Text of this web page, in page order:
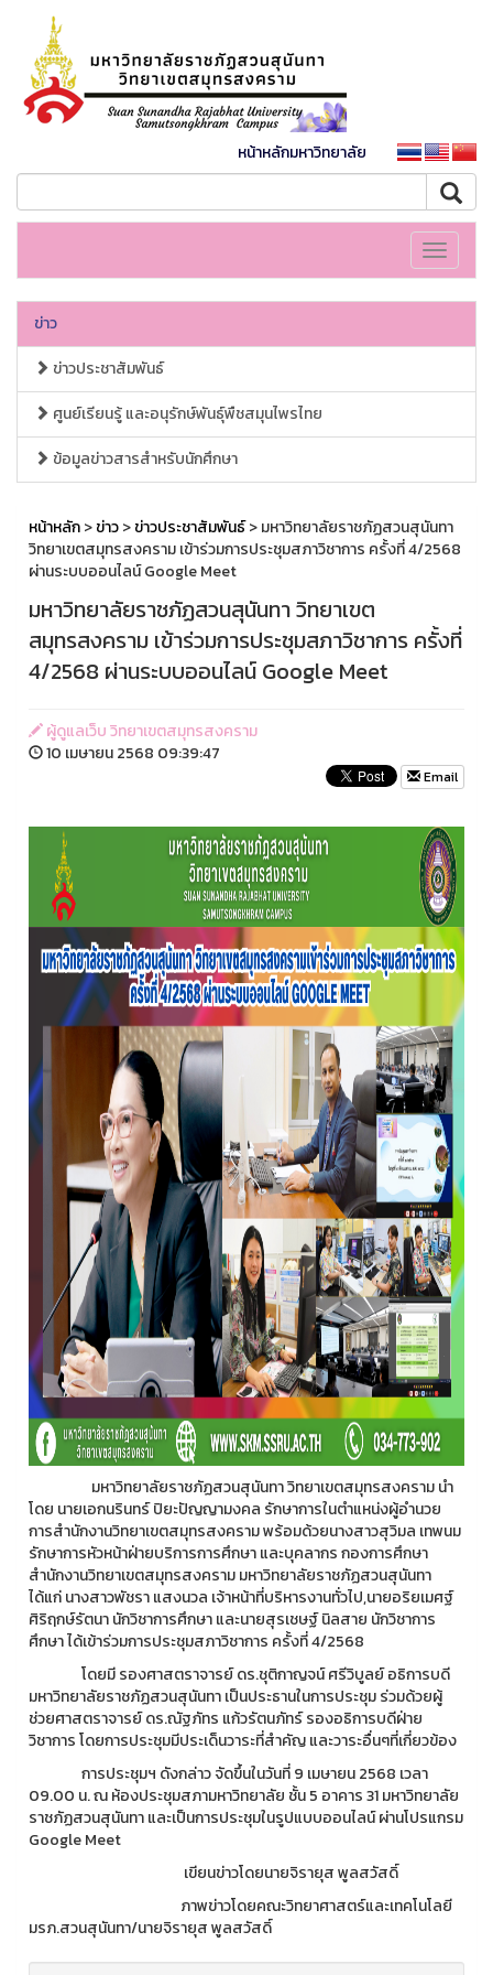
หน้าหลักมหาวิทยาลัย
Toggle
ข่าว
ข่าวประชาสัมพันธ์
ศูนย์เรียนรู้ และอนุรักษ์พันธุ์พืชสมุนไพรไทย
ข้อมูลข่าวสารสำหรับนักศึกษา
หน้าหลัก>ข่าว>ข่าวประชาสัมพันธ์> มหาวิทยาลัยราชภัฏสวนสุนันทา
วิทยาเขตสมุทรสงคราม เข้าร่วมการประชุมสภาวิชาการ ครั้งที่ 4/2568
ผ่านระบบออนไลน์ Google Meet
มหาวิทยาลัยราชภัฏสวนสุนันทา วิทยาเขต
สมุทรสงคราม เข้าร่วมการประชุมสภาวิชาการ ครั้งที่
4/2568 ผ่านระบบออนไลน์ Google Meet
ผู้ดูแลเว็บ วิทยาเขตสมุทรสงคราม
10 เมษายน 2568 09:39:47
Email
มหาวิทยาลัยราชภัฏสวนสุนันทา วิทยาเขตสมุทรสงคราม นำ
โดย นายเอกนรินทร์ ปิยะปัญญามงคล รักษาการในตำแหน่งผู้อำนวย
การสำนักงานวิทยาเขตสมุทรสงคราม พร้อมด้วยนางสาวสุวิมล เทพนม
รักษาการหัวหน้าฝ่ายบริการการศึกษา และบุคลากร กองการศึกษา
สำนักงานวิทยาเขตสมุทรสงคราม มหาวิทยาลัยราชภัฏสวนสุนันทา
ได้แก่ นางสาวพัชรา แสงนวล เจ้าหน้าที่บริหารงานทั่วไป,นายอริยเมศฐ์
ศิริฤกษ์รัตนา นักวิชาการศึกษา และนายสุรเชษฐ์ นิลสาย นักวิชาการ
ศึกษา ได้เข้าร่วมการประชุมสภาวิชาการ ครั้งที่ 4/2568
โดยมี รองศาสตราจารย์ ดร.ชุติกาญจน์ ศรีวิบูลย์ อธิการบดี
มหาวิทยาลัยราชภัฏสวนสุนันทา เป็นประธานในการประชุม ร่วมด้วยผู้
ช่วยศาสตราจารย์ ดร.ณัฐภัทร แก้วรัตนภัทร์ รองอธิการบดีฝ่าย
วิชาการ โดยการประชุมมีประเด็นวาระที่สำคัญ และวาระอื่นๆที่เกี่ยวข้อง
การประชุมฯ ดังกล่าว จัดขึ้นในวันที่ 9 เมษายน 2568 เวลา
09.00 น. ณ ห้องประชุมสภามหาวิทยาลัย ชั้น 5 อาคาร 31 มหาวิทยาลัย
ราชภัฏสวนสุนันทา และเป็นการประชุมในรูปแบบออนไลน์ ผ่านโปรแกรม
Google Meet
เขียนข่าวโดยนายจิรายุส พูลสวัสดิ์
ภาพข่าวโดยคณะวิทยาศาสตร์และเทคโนโลยี
มรภ.สวนสุนันทา/นายจิรายุส พูลสวัสดิ์